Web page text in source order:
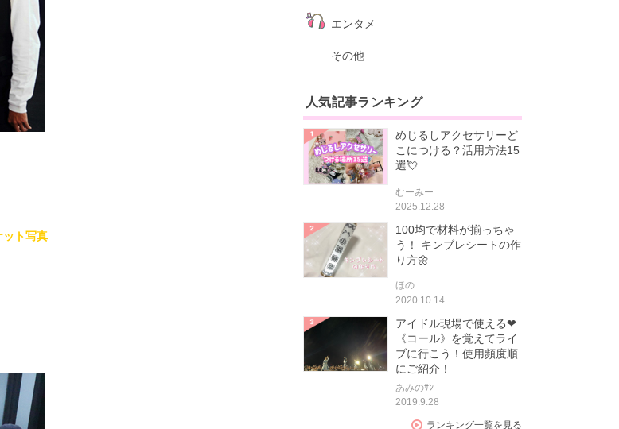
ット写真
エンタメ
その他
人気記事ランキング
めじるしアクセサリーど
こにつける？活用方法15
選💘
むーみー
2025.12.28
100均で材料が揃っちゃ
う！ キンブレシートの作
り方🌼
ほの
2020.10.14
アイドル現場で使える❤
《コール》を覚えてライ
ブに行こう！使用頻度順
にご紹介！
あみのｻﾝ
2019.9.28
ランキング一覧を見る